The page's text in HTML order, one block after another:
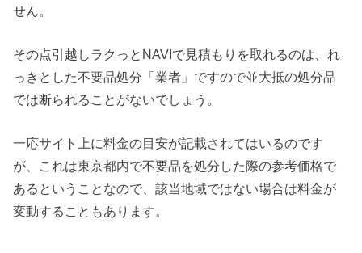
せん。
その点引越しラクっとNAVIで見積もりを取れるのは、れ
っきとした不要品処分「業者」ですので並大抵の処分品
では断られることがないでしょう。
一応サイト上に料金の目安が記載されてはいるのです
が、これは東京都内で不要品を処分した際の参考価格で
あるということなので、該当地域ではない場合は料金が
変動することもあります。